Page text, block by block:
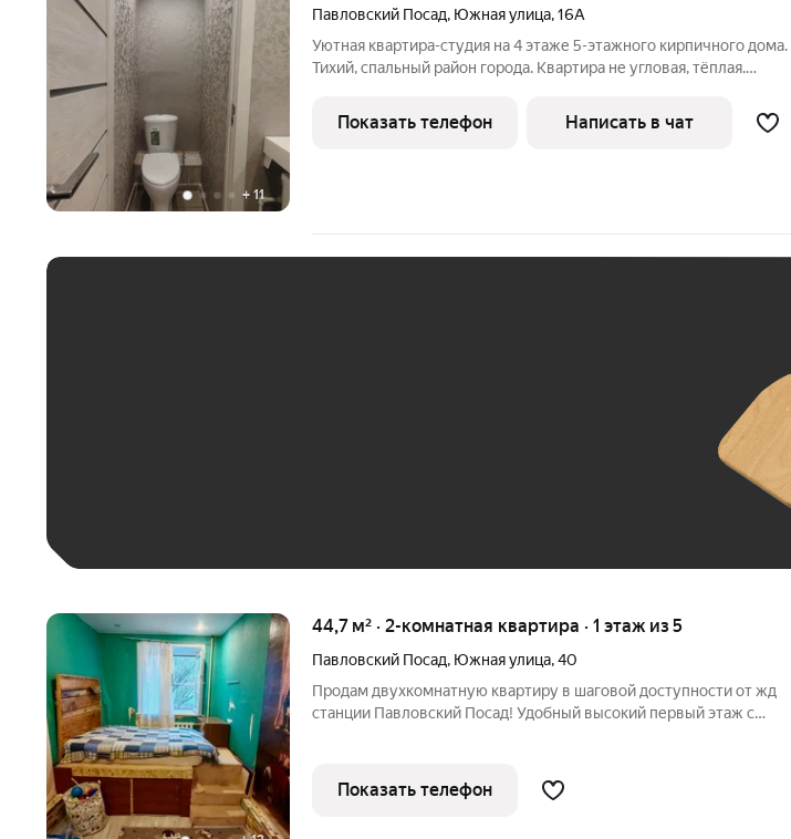
+ 11
Павловский Посад, Южная улица,16А
Уютная квартира-студия на 4 этаже 5-этажного кирпичного дома.
Тихий, спальный район города. Квартира не угловая, тёплая.
развита инфраструктура. В квартире сделан ремонт, произведена
замена
Показать телефон Написать в чат
44,7 м² · 2-комнатная квартира · 1 этаж из 5
Павловский Посад, Южная улица,40
Продам двухкомнатную квартиру в шаговой доступности от жд
станции Павловский Посад! Удобный высокий первый этаж с
позволяет
Показать телефон